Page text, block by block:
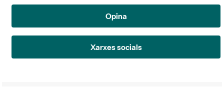
Opina
Xarxes socials